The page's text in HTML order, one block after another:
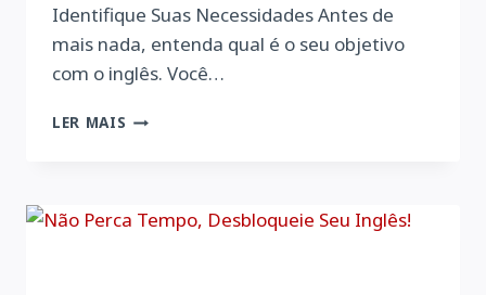
Identifique Suas Necessidades Antes de
mais nada, entenda qual é o seu objetivo
com o inglês. Você…
LER MAIS PROCURANDO
INGLÊS?